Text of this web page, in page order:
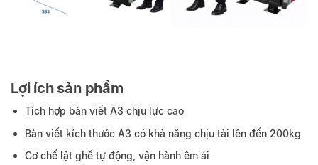
Lợi ích sản phẩm
Tích hợp bàn viết A3 chịu lực cao
Bàn viết kích thước A3 có khả năng chịu tải lên đến 200kg
Cơ chế lật ghế tự động, vận hành êm ái